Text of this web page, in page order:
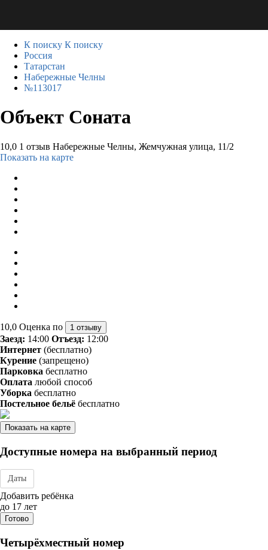
К поиску К поиску
Россия
Татарстан
Набережные Челны
№113017
Объект Соната
10,0 1 отзыв Набережные Челны, Жемчужная улица, 11/2
Показать на карте
10,0 Оценка по 1 отзыву
Заезд: 14:00 Отъезд: 12:00
Интернет (бесплатно)
Курение (запрещено)
Парковка бесплатно
Оплата любой способ
Уборка бесплатно
Постельное бельё бесплатно
Показать на карте
Доступные номера на выбранный период
Даты
Дата заезда - отъезда
Добавить ребёнка
до 17 лет
Готово
Четырёхместный номер